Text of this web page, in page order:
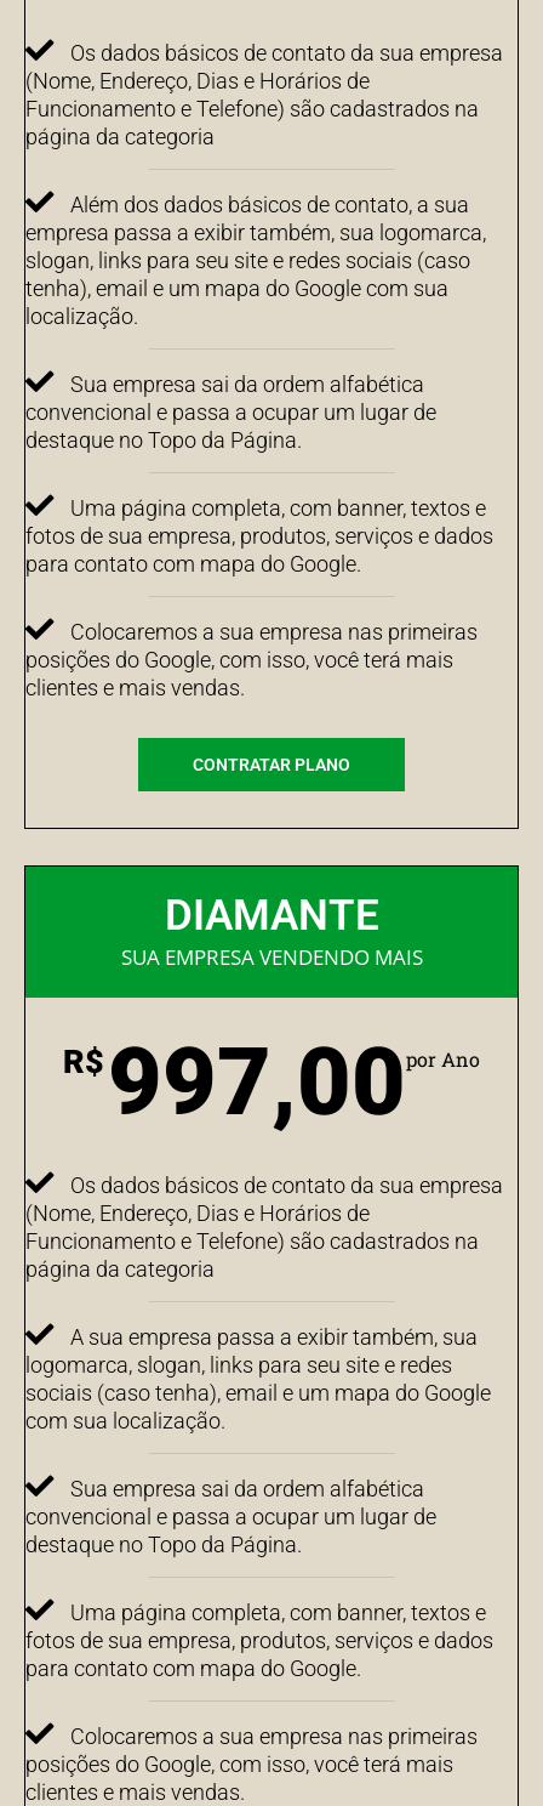
Os dados básicos de contato da sua empresa
(Nome, Endereço, Dias e Horários de
Funcionamento e Telefone) são cadastrados na
página da categoria
Além dos dados básicos de contato, a sua
empresa passa a exibir também, sua logomarca,
slogan, links para seu site e redes sociais (caso
tenha), email e um mapa do Google com sua
localização.
Sua empresa sai da ordem alfabética
convencional e passa a ocupar um lugar de
destaque no Topo da Página.
Uma página completa, com banner, textos e
fotos de sua empresa, produtos, serviços e dados
para contato com mapa do Google.
Colocaremos a sua empresa nas primeiras
posições do Google, com isso, você terá mais
clientes e mais vendas.
CONTRATAR PLANO
DIAMANTE
SUA EMPRESA VENDENDO MAIS
R$ 997,00por Ano
Os dados básicos de contato da sua empresa
(Nome, Endereço, Dias e Horários de
Funcionamento e Telefone) são cadastrados na
página da categoria
A sua empresa passa a exibir também, sua
logomarca, slogan, links para seu site e redes
sociais (caso tenha), email e um mapa do Google
com sua localização.
Sua empresa sai da ordem alfabética
convencional e passa a ocupar um lugar de
destaque no Topo da Página.
Uma página completa, com banner, textos e
fotos de sua empresa, produtos, serviços e dados
para contato com mapa do Google.
Colocaremos a sua empresa nas primeiras
posições do Google, com isso, você terá mais
clientes e mais vendas.